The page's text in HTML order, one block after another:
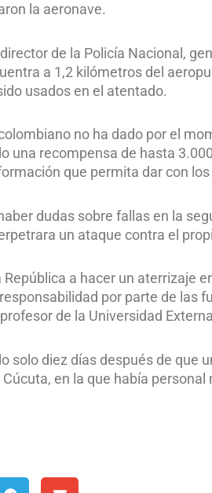
la aeronave.
de la Policía Nacional,
a 1,2 kilómetros del
usados en el atentado.
no ha dado por el
una recompensa de hasta
que permita dar con
dudas sobre fallas en la
un ataque contra el
República a hacer un aterrizaje
por parte de las
de la Universidad
solo diez días después de que
en la que había